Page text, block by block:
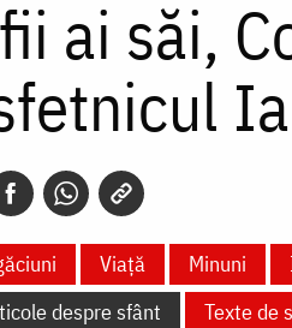
ai săi,
Viață Minuni
despre sfânt Texte de